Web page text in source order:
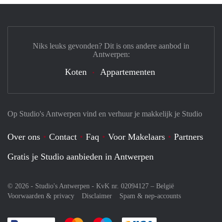
Op Studio's Antwerpen vind en verhuur je makkelijk je Studio
Over ons Contact Faq Voor Makelaars
Partners
Gratis je Studio aanbieden in Antwerpen
© 2026 - Studio's Antwerpen - KvK nr. 02094127 – België
Voorwaarden & privacy
Disclaimer Spam & nep-accounts
Niks leuks gevonden? Dit is ons andere aanbod in
Antwerpen:
Koten Appartementen